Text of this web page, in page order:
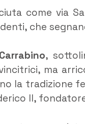
come via
che
,
ma
la tradizione
II,